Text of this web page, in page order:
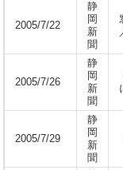
2005/7/22
静
岡
新
聞
2005/7/26
静
岡
新
聞
2005/7/29
静
岡
新
聞